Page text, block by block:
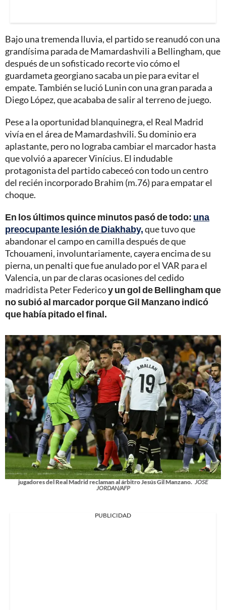
Bajo una tremenda lluvia, el partido se reanudó con una
grandísima parada de Mamardashvili a Bellingham, que
después de un sofisticado recorte vio cómo el
guardameta georgiano sacaba un pie para evitar el
empate. También se lució Lunin con una gran parada a
Diego López, que acababa de salir al terreno de juego.
Pese a la oportunidad blanquinegra, el Real Madrid
vivía en el área de Mamardashvili. Su dominio era
aplastante, pero no lograba cambiar el marcador hasta
que volvió a aparecer Vinícius. El indudable
protagonista del partido cabeceó con todo un centro
del recién incorporado Brahim (m.76) para empatar el
choque.
En los últimos quince minutos pasó de todo: una
preocupante lesión de Diakhaby,que tuvo que
abandonar el campo en camilla después de que
Tchouameni, involuntariamente, cayera encima de su
pierna, un penalti que fue anulado por el VAR para el
Valencia, un par de claras ocasiones del cedido
madridista Peter Federicoy un gol de Bellingham que
no subió al marcador porque Gil Manzano indicó
que había pitado el final.
jugadores del Real Madrid reclaman al árbitro Jesús Gil Manzano. JOSE
JORDAN/AFP
PUBLICIDAD